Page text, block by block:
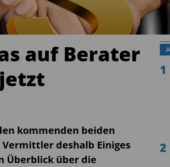
auf Berater
kommenden beiden
deshalb Einiges
Überblick über die
1
2